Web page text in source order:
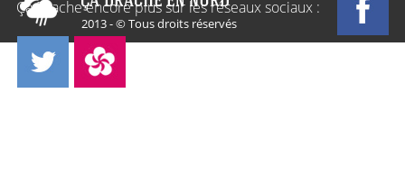
2013 - © Tous droits réservés
Ça Drache encore plus sur les réseaux sociaux :